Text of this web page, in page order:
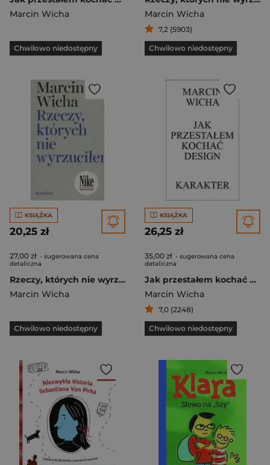
Marcin Wicha
Chwilowo niedostępny
Marcin Wicha
7,2 (5903)
Chwilowo niedostępny
KSIĄŻKA
20,25 zł
27,00 zł - sugerowana cena
detaliczna
Rzeczy, których nie wyrzuciłem
Marcin Wicha
Chwilowo niedostępny
KSIĄŻKA
26,25 zł
35,00 zł - sugerowana cena
detaliczna
Jak przestałem kochać design
Marcin Wicha
7,0 (2248)
Chwilowo niedostępny